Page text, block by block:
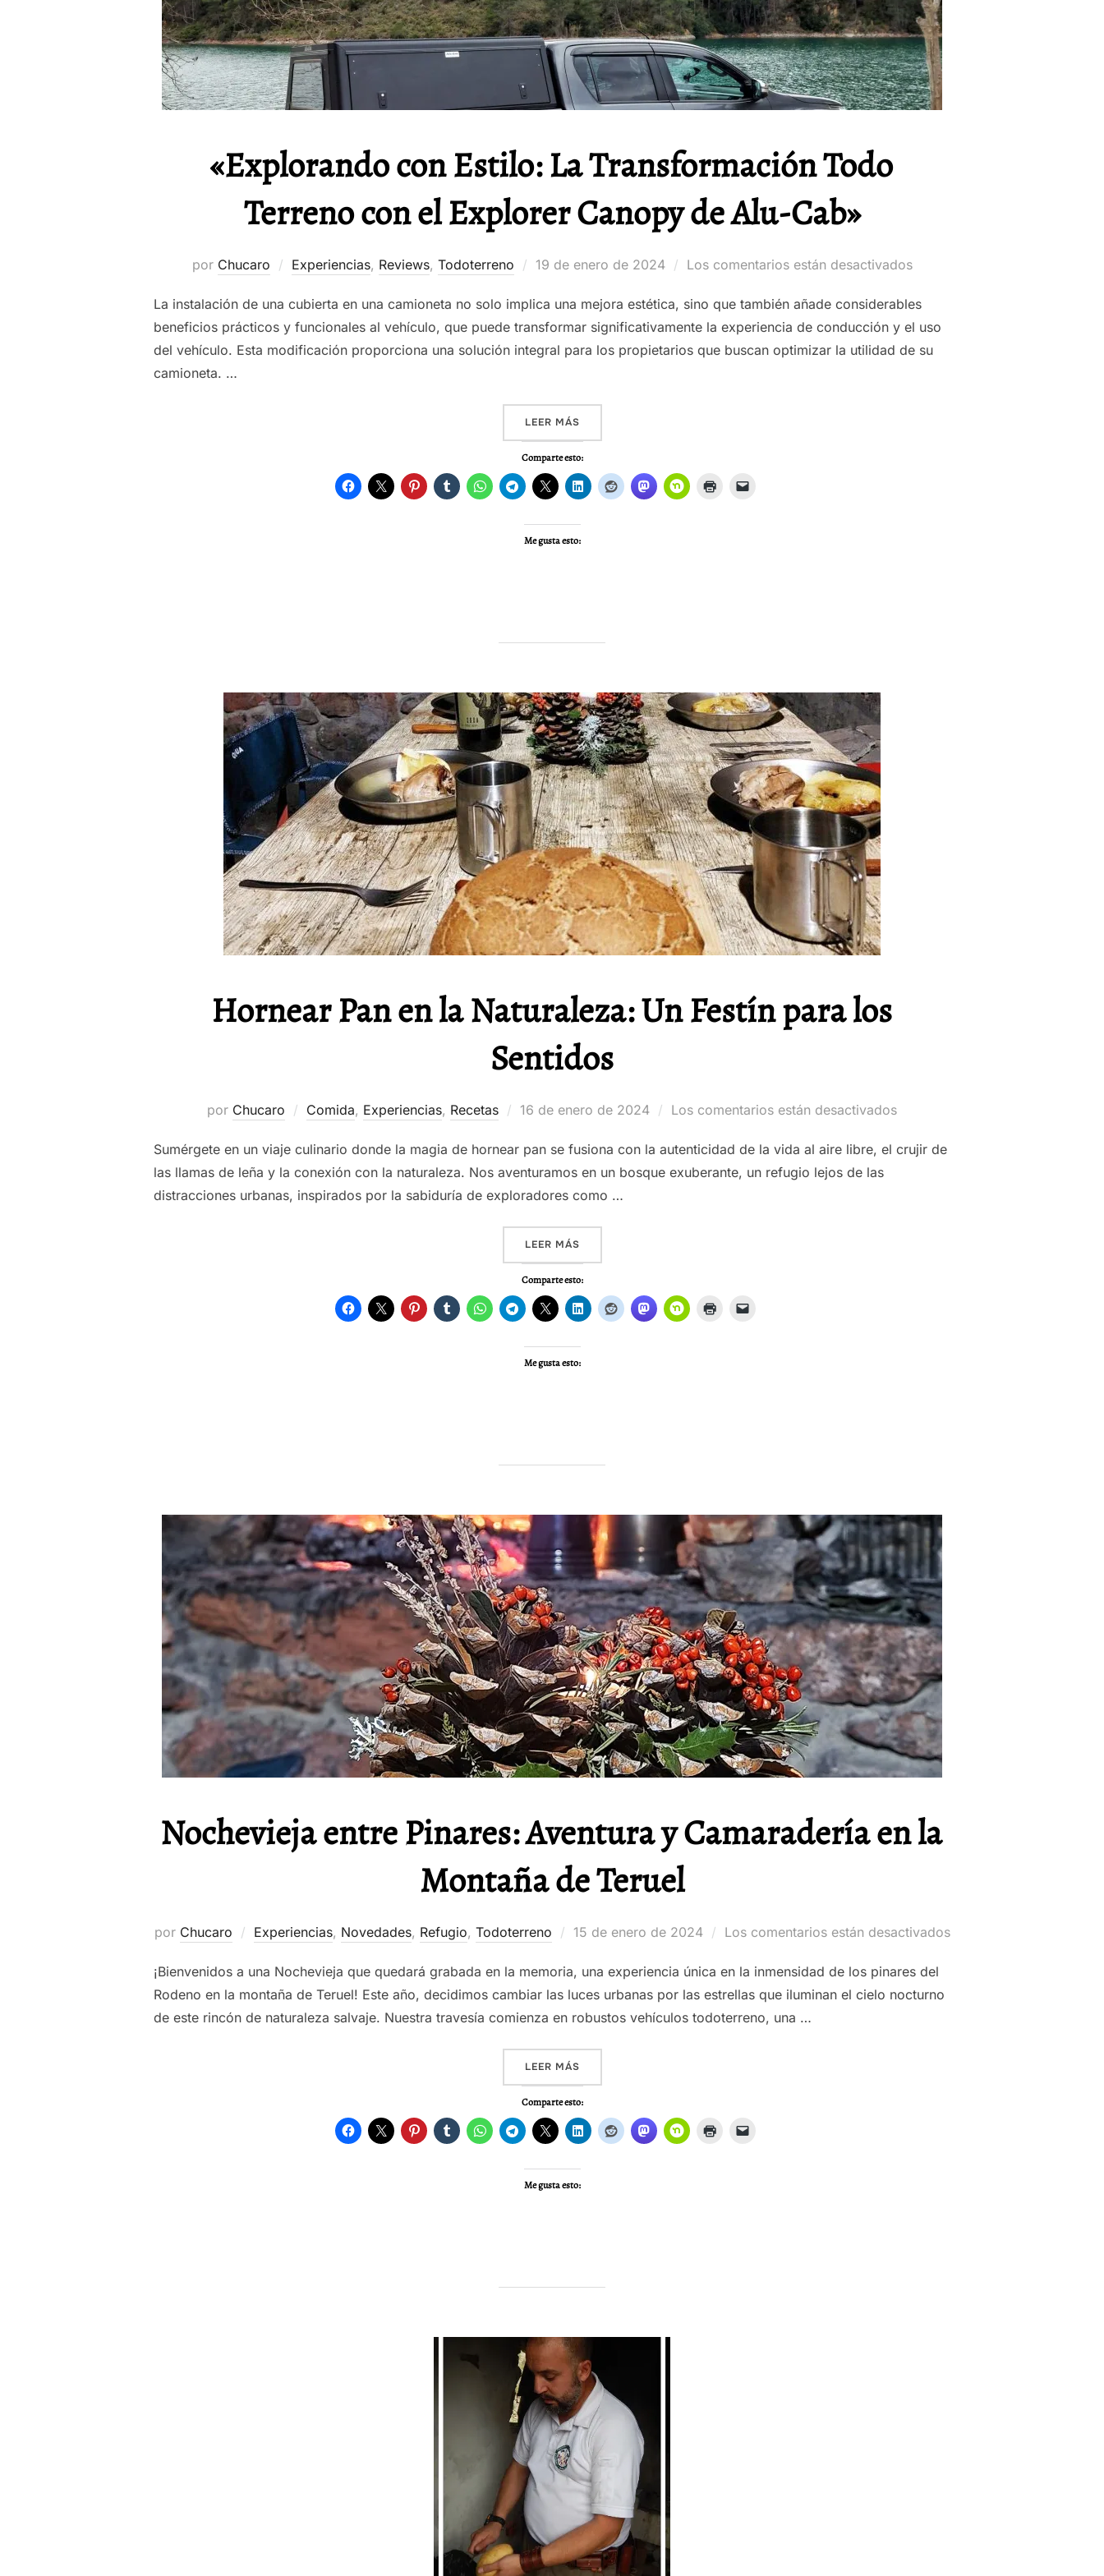
«Explorando con Estilo: La Transformación Todo
Terreno con el Explorer Canopy de Alu-Cab»
por Chucaro Experiencias, Reviews, Todoterreno
Publicado
19 de enero de 2024 Los comentarios están desactivados
La instalación de una cubierta en una camioneta no solo implica una mejora estética, sino que también añade considerables
beneficios prácticos y funcionales al vehículo, que puede transformar significativamente la experiencia de conducción y el uso
del vehículo. Esta modificación proporciona una solución integral para los propietarios que buscan optimizar la utilidad de su
camioneta. …
LEER MÁS««EXPLORANDO CON ESTILO: LA TRANSFORMACIÓN TODO TERRENO CON EL EXPLORER
Comparte esto:
Me gusta esto:
Hornear Pan en la Naturaleza: Un Festín para los
Sentidos
por Chucaro Comida, Experiencias, Recetas
Publicado
16 de enero de 2024 Los comentarios están desactivados
Sumérgete en un viaje culinario donde la magia de hornear pan se fusiona con la autenticidad de la vida al aire libre, el crujir de
las llamas de leña y la conexión con la naturaleza. Nos aventuramos en un bosque exuberante, un refugio lejos de las
distracciones urbanas, inspirados por la sabiduría de exploradores como …
LEER MÁS«HORNEAR PAN EN LA NATURALEZA: UN FESTÍN PARA LOS SENTIDOS»
Comparte esto:
Me gusta esto:
Nochevieja entre Pinares: Aventura y Camaradería en la
Montaña de Teruel
por Chucaro Experiencias, Novedades, Refugio, Todoterreno
Publicado
15 de enero de 2024 Los comentarios están desactivados
¡Bienvenidos a una Nochevieja que quedará grabada en la memoria, una experiencia única en la inmensidad de los pinares del
Rodeno en la montaña de Teruel! Este año, decidimos cambiar las luces urbanas por las estrellas que iluminan el cielo nocturno
de este rincón de naturaleza salvaje. Nuestra travesía comienza en robustos vehículos todoterreno, una …
LEER MÁS«NOCHEVIEJA ENTRE PINARES: AVENTURA Y CAMARADERÍA EN LA MONTAÑA DE TERUEL»
Comparte esto:
Me gusta esto: